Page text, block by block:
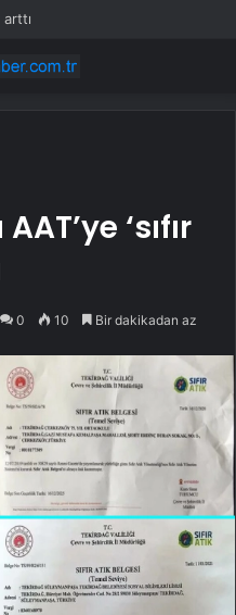
‘sıfır
0 10 Bir dakikadan az